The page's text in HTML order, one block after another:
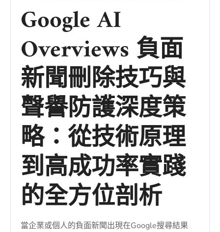
Google AI
Overviews 負面
新聞刪除技巧與
聲譽防護深度策
略：從技術原理
到高成功率實踐
的全方位剖析
當企業或個人的負面新聞出現在Google搜尋結果